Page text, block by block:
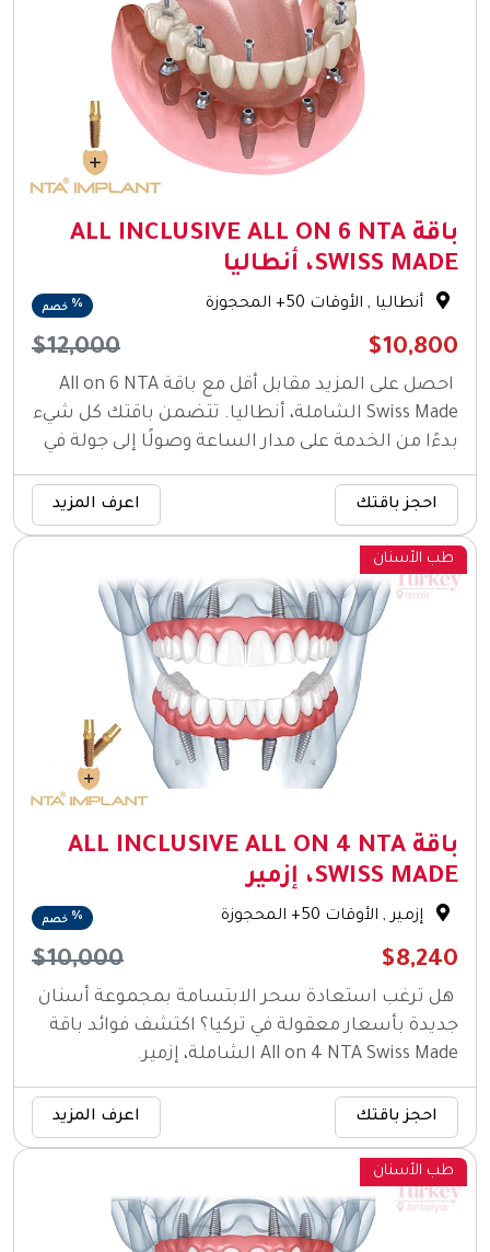
باقة ALL INCLUSIVE ALL ON 6 NTA
SWISS MADE، أنطاليا
أنطاليا , الأوقات 50+ المحجوزة %خصم
$10,800
$12,000
احصل على المزيد مقابل أقل مع باقة All on 6 NTA
Swiss Made الشاملة، أنطاليا. تتضمن باقتك كل شيء
بدءًا من الخدمة على مدار الساعة وصولًا إلى جولة في
المدينة لمدة يومين.
احجز باقتك اعرف المزيد
طب الأسنان
باقة ALL INCLUSIVE ALL ON 4 NTA
SWISS MADE، إزمير
إزمير, الأوقات 50+ المحجوزة %خصم
$8,240
$10,000
هل ترغب استعادة سحر الابتسامة بمجموعة أسنان
جديدة بأسعار معقولة في تركيا؟ اكتشف فوائد باقة
All on 4 NTA Swiss Made الشاملة، إزمير.
احجز باقتك اعرف المزيد
طب الأسنان